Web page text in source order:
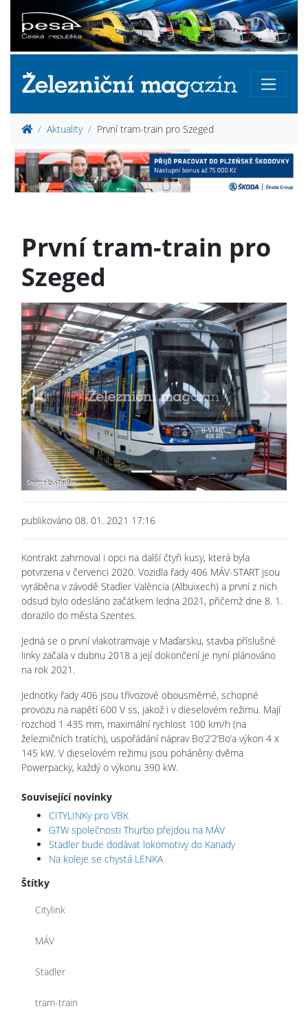
Aktuality První tram-train pro Szeged
První tram-train pro
Szeged
Previous Next
publikováno 08. 01. 2021 17:16
Kontrakt zahrnoval i opci na další čtyři kusy, která byla
potvrzena v červenci 2020. Vozidla řady 406 MÁV-START jsou
vyráběna v závodě Stadler València (Albuixech) a první z nich
odsud bylo odesláno začátkem ledna 2021, přičemž dne 8. 1.
dorazilo do města Szentes.
Jedná se o první vlakotramvaje v Maďarsku, stavba příslušné
linky začala v dubnu 2018 a její dokončení je nyní plánováno
na rok 2021.
Jednotky řady 406 jsou třívozové obousměrné, schopné
provozu na napětí 600 V ss, jakož i v dieselovém režimu. Mají
rozchod 1 435 mm, maximální rychlost 100 km/h (na
železničních tratích), uspořádání náprav Bo’2’2’Bo’a výkon 4 x
145 kW. V dieselovém režimu jsou poháněny dvěma
Powerpacky, každý o výkonu 390 kW.
Související novinky
CITYLINKy pro VBK
GTW společnosti Thurbo přejdou na MÁV
Stadler bude dodávat lokomotivy do Kanady
Na koleje se chystá LENKA
Štítky
Citylink
MÁV
Stadler
tram-train